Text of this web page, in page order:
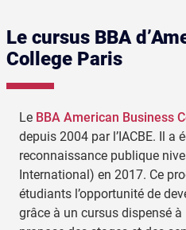
Le cursus BBA
College Paris
Le BBA American Business
depuis 2004 par l’IACBE. Il a
reconnaissance publique
International) en 2017. Ce
étudiants l’opportunité de
grâce à un cursus dispensé